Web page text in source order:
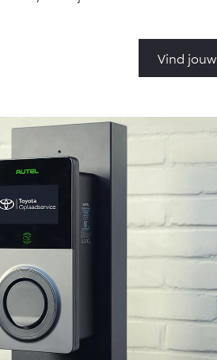
Hilux (excl. BTW)
OOK ALS BATTERIJ-
Vanaf € 56.570,-
Vind